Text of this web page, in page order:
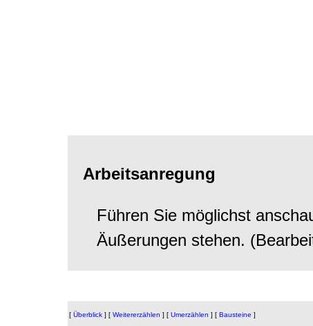
Arbeitsanregung
Führen Sie möglichst
Äußerungen stehen.
[ Überblick ] [ Weitererzählen ] [ Umerzählen ] [ Bausteine ]